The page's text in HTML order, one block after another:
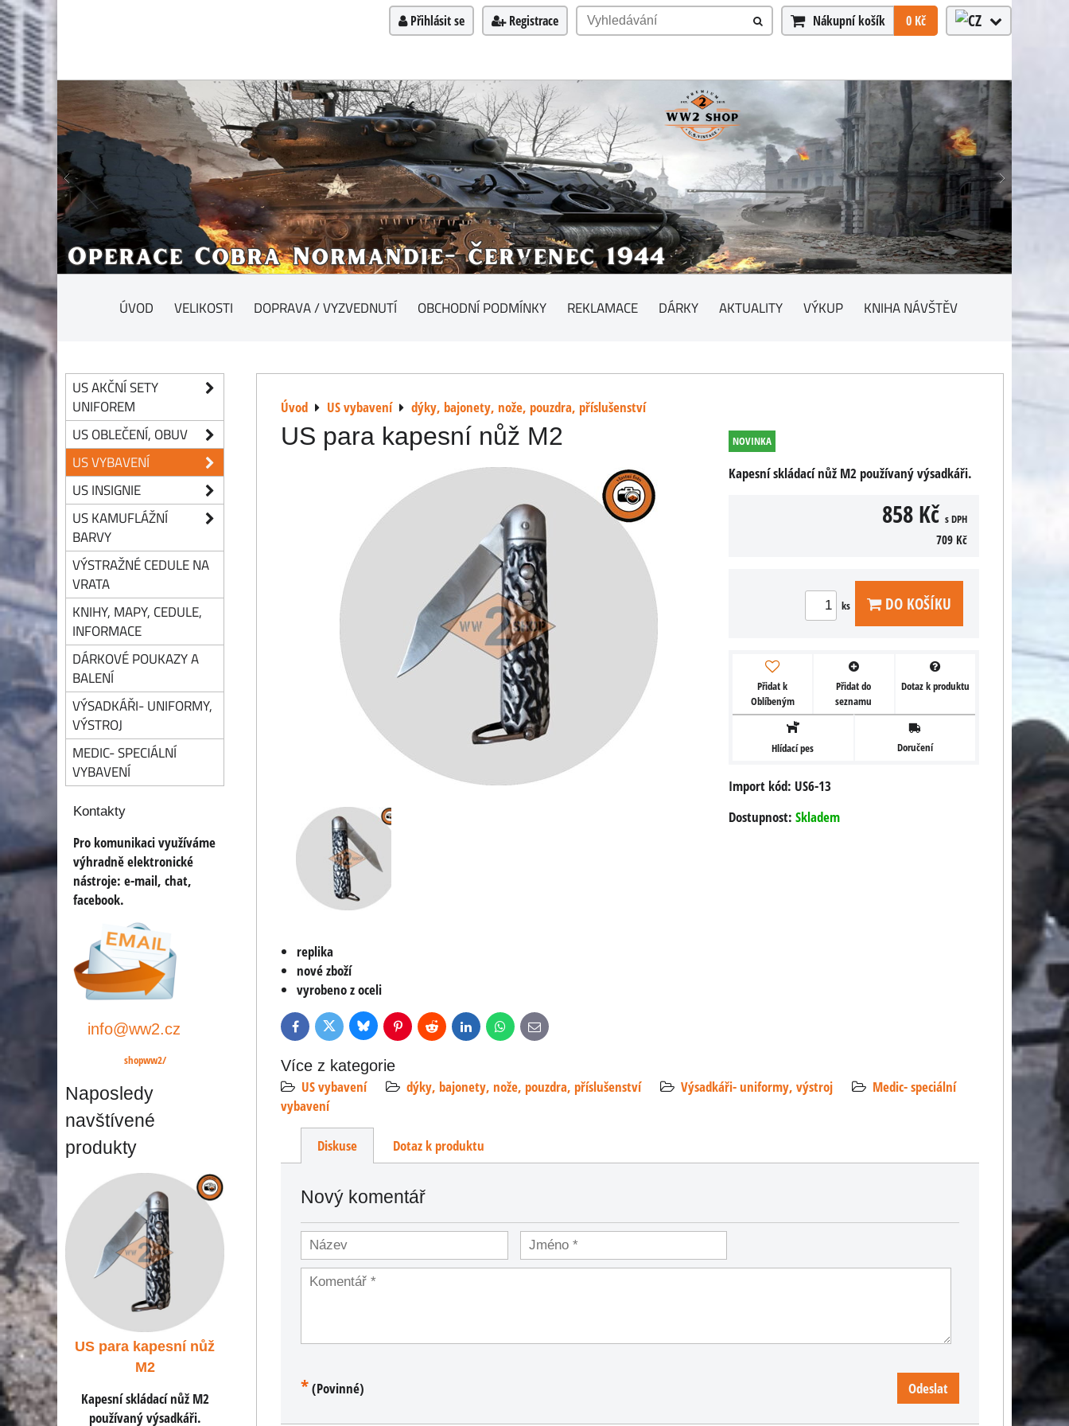
Přihlásit se Registrace Nákupní košík 0 Kč
ÚVOD VELIKOSTI DOPRAVA / VYZVEDNUTÍ OBCHODNÍ PODMÍNKY REKLAMACE DÁRKY AKTUALITY VÝKUP KNIHA NÁVŠTĚV
Úvod US vybavení dýky, bajonety, nože, pouzdra, příslušenství
US para kapesní nůž M2 NOVINKA
Kapesní skládací nůž M2 používaný výsadkáři.
858 Kč s DPH
709 Kč
ks DO KOŠÍKU
Přidat k
Oblíbeným
Přidat do
seznamu
Dotaz k produktu
Hlídací pes Doručení
Import kód: US6-13
Dostupnost: Skladem
replika
nové zboží
vyrobeno z oceli
FacebookTwitter BlueskyPinterestReddit LinkedInWhatsApp
E-
mail
Více z kategorie
US vybavení
dýky, bajonety, nože, pouzdra, příslušenství Výsadkáři- uniformy, výstroj
Medic- speciální
vybavení
Diskuse Dotaz k produktu
Nový komentář
*(Povinné) Odeslat
US AKČNÍ SETY
UNIFOREM
US OBLEČENÍ, OBUV
US VYBAVENÍ
US INSIGNIE
US KAMUFLÁŽNÍ
BARVY
VÝSTRAŽNÉ CEDULE NA
VRATA
KNIHY, MAPY, CEDULE,
INFORMACE
DÁRKOVÉ POUKAZY A
BALENÍ
VÝSADKÁŘI- UNIFORMY,
VÝSTROJ
MEDIC- SPECIÁLNÍ
VYBAVENÍ
Kontakty
Pro komunikaci využíváme
výhradně elektronické
nástroje: e-mail, chat,
facebook.
info@ww2.cz
shopww2/
Naposledy
navštívené
produkty
nůž
M2
US para kapesní nůž
M2
Kapesní skládací nůž M2
používaný výsadkáři.
US para kapesní nůž
Kapesní skládací nůž M2